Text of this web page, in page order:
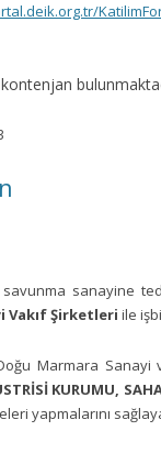
kontenjan
sanayine
Vakıf Şirketleri ile
Marmara Sanayi
KURUMU,
yapmalarını